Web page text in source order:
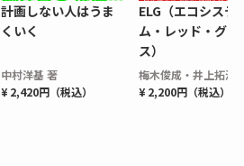
計画しない人はうま
くいく
中村洋基 著
¥ 2,420円（税込）
ELG（エコシステ
ム・レッド・グロ
ス）
梅木俊成・井上拓海
¥ 2,200円（税込）